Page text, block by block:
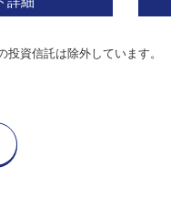
資信託は除外しています。